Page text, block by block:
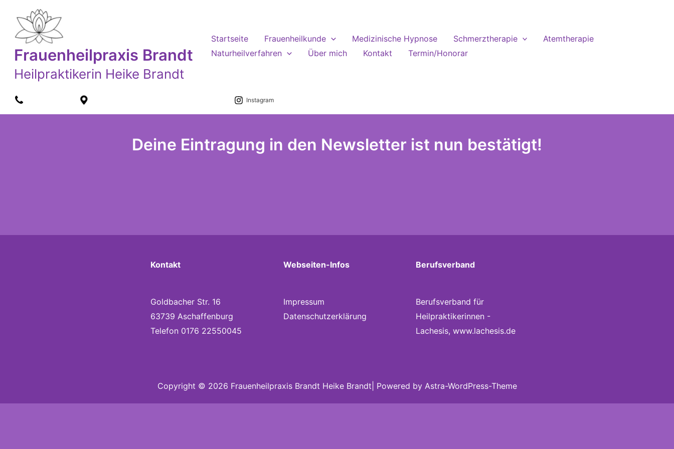
Inhalt
springen
Frauenheilpraxis Brandt
Heilpraktikerin Heike Brandt
Startseite Frauenheilkunde Medizinische Hypnose Schmerztherapie
Atemtherapie
Naturheilverfahren
Über mich Kontakt Termin/Honorar
Instagram
Deine Eintragung in den Newsletter ist nun bestätigt!
Kontakt
Goldbacher Str. 16
63739 Aschaffenburg
Telefon 0176 22550045
Webseiten-Infos
Impressum
Datenschutzerklärung
Berufsverband
Berufsverband für
Heilpraktikerinnen -
Lachesis,www.lachesis.de
Copyright © 2026 Frauenheilpraxis Brandt Heike Brandt| Powered by Astra-WordPress-Theme